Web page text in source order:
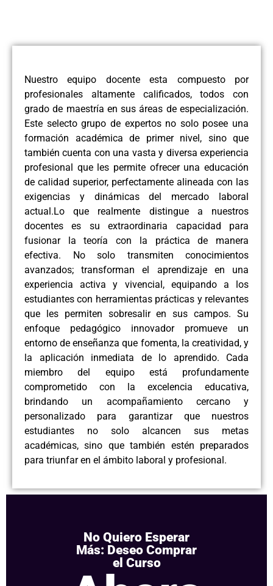
Nuestro equipo docente esta compuesto por
profesionales altamente calificados, todos con
grado de maestría en sus áreas de especialización.
Este selecto grupo de expertos no solo posee una
formación académica de primer nivel, sino que
también cuenta con una vasta y diversa experiencia
profesional que les permite ofrecer una educación
de calidad superior, perfectamente alineada con las
exigencias y dinámicas del mercado laboral
actual.Lo que realmente distingue a nuestros
docentes es su extraordinaria capacidad para
fusionar la teoría con la práctica de manera
efectiva. No solo transmiten conocimientos
avanzados; transforman el aprendizaje en una
experiencia activa y vivencial, equipando a los
estudiantes con herramientas prácticas y relevantes
que les permiten sobresalir en sus campos. Su
enfoque pedagógico innovador promueve un
entorno de enseñanza que fomenta, la creatividad, y
la aplicación inmediata de lo aprendido. Cada
miembro del equipo está profundamente
comprometido con la excelencia educativa,
brindando un acompañamiento cercano y
personalizado para garantizar que nuestros
estudiantes no solo alcancen sus metas
académicas, sino que también estén preparados
para triunfar en el ámbito laboral y profesional.
No Quiero Esperar
Más: Deseo Comprar
el Curso